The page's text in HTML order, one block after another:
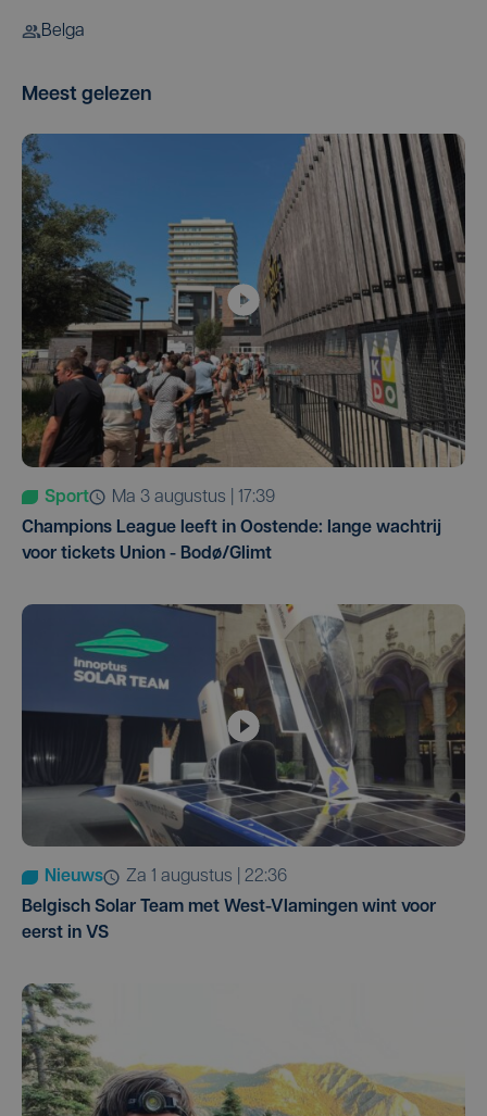
Belga
Meest gelezen
Sport
ma 3 augustus | 17:39
Champions League leeft in Oostende: lange wachtrij
voor tickets Union - Bodø/Glimt
Nieuws
za 1 augustus | 22:36
Belgisch Solar Team met West-Vlamingen wint voor
eerst in VS